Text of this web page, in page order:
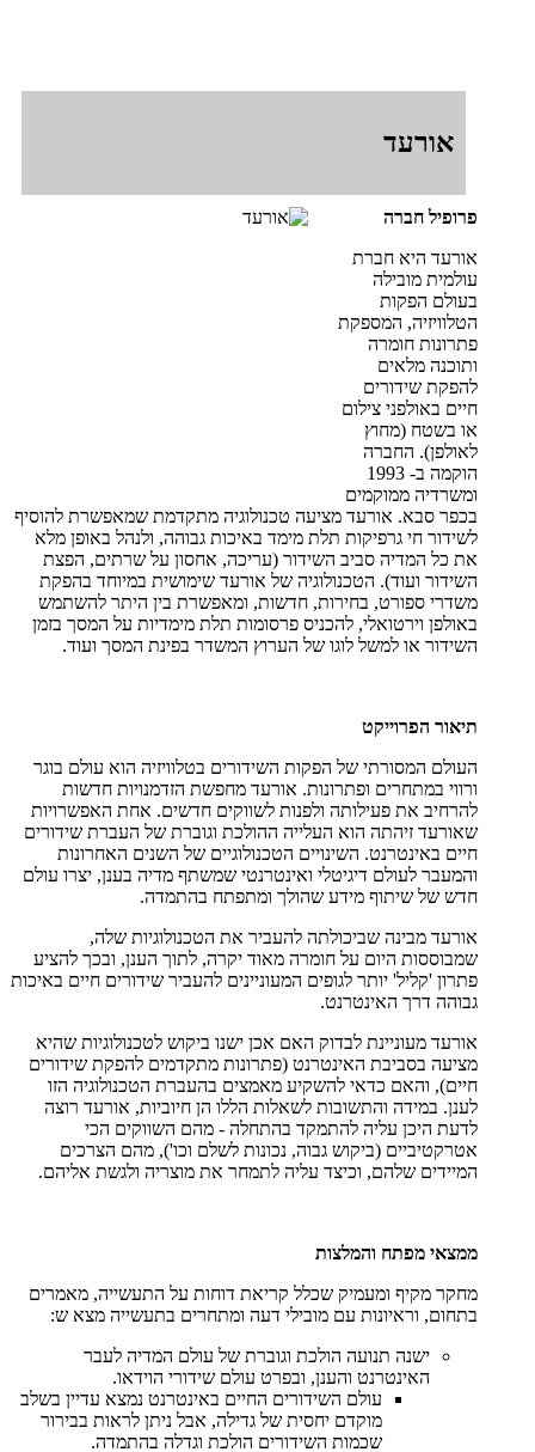
אורעד
פרופיל חברה
אורעד היא חברת
עולמית מובילה
בעולם הפקות
הטלוויזיה, המספקת
פתרונות חומרה
ותוכנה מלאים
להפקת שידורים
חיים באולפני צילום
או בשטח (מחוץ
לאולפן). החברה
הוקמה ב- 1993
ומשרדיה ממוקמים
בכפר סבא. אורעד מציעה טכנולוגיה מתקדמת שמאפשרת להוסיף
לשידור חי גרפיקות תלת מימד באיכות גבוהה, ולנהל באופן מלא
את כל המדיה סביב השידור (עריכה, אחסון על שרתים, הפצת
השידור ועוד). הטכנולוגיה של אורעד שימושית במיוחד בהפקת
משדרי ספורט, בחירות, חדשות, ומאפשרת בין היתר להשתמש
באולפן וירטואלי, להכניס פרסומות תלת מימדיות על המסך בזמן
השידור או למשל לוגו של הערוץ המשדר בפינת המסך ועוד.
תיאור הפרוייקט
העולם המסורתי של הפקות השידורים בטלוויזיה הוא עולם בוגר
ורווי במתחרים ופתרונות. אורעד מחפשת הזדמנויות חדשות
להרחיב את פעילותה ולפנות לשווקים חדשים. אחת האפשרויות
שאורעד זיהתה הוא העלייה ההולכת וגוברת של העברת שידורים
חיים באינטרנט. השינויים הטכנולוגיים של השנים האחרונות
והמעבר לעולם דיגיטלי ואינטרנטי שמשתף מדיה בענן, יצרו עולם
חדש של שיתוף מידע שהולך ומתפתח בהתמדה.
אורעד מבינה שביכולתה להעביר את הטכנולוגיות שלה,
שמבוססות היום על חומרה מאוד יקרה, לתוך הענן, ובכך להציע
פתרון 'קליל' יותר לגופים המעוניינים להעביר שידורים חיים באיכות
גבוהה דרך האינטרנט.
אורעד מעוניינת לבדוק האם אכן ישנו ביקוש לטכנולוגיות שהיא
מציעה בסביבת האינטרנט (פתרונות מתקדמים להפקת שידורים
חיים), והאם כדאי להשקיע מאמצים בהעברת הטכנולוגיה הזו
לענן. במידה והתשובות לשאלות הללו הן חיוביות, אורעד רוצה
לדעת היכן עליה להתמקד בהתחלה - מהם השווקים הכי
אטרקטיביים (ביקוש גבוה, נכונות לשלם וכו'), מהם הצרכים
המיידים שלהם, וכיצד עליה לתמחר את מוצריה ולגשת אליהם.
ממצאי מפתח והמלצות
מחקר מקיף ומעמיק שכלל קריאת דוחות על התעשייה, מאמרים
בתחום, וראיונות עם מובילי דעה ומתחרים בתעשייה מצא ש:
ישנה תנועה הולכת וגוברת של עולם המדיה לעבר
האינטרנט והענן, ובפרט עולם שידורי הוידאו.
עולם השידורים החיים באינטרנט נמצא עדיין בשלב
מוקדם יחסית של גדילה, אבל ניתן לראות בבירור
שכמות השידורים הולכת וגדלה בהתמדה.